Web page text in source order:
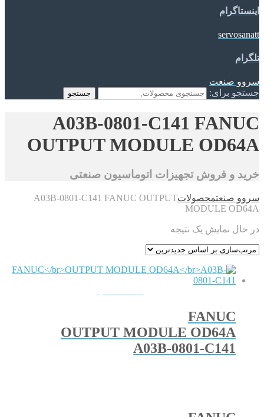
اینستاگرام
servosanatt
تلگرام
سروو صنعت
جستجو برای:
جستجو
A03B-0801-C141 FANUC
OUTPUT MODULE OD64A
خرید و فروش تجهیزات اتوماسیون صنعتی
سروو صنعتمحصولاتA03B-0801-C141 FANUC OUTPUT
MODULE OD64A
در حال نمایش یک نتیجه
FANUC
OUTPUT MODULE OD64A
A03B-0801-C141